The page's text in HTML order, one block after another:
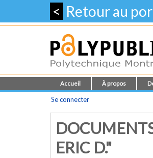
< Retour au
Accueil À propos
Se connecter
ERIC D."